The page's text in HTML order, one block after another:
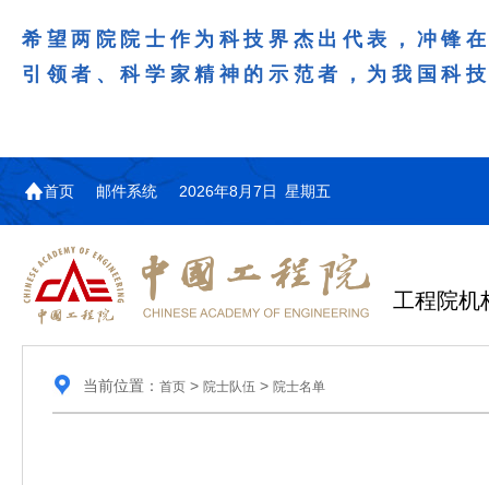
希望两院院士作为科技界杰出代表，冲锋
引领者、科学家精神的示范者，为我国科
首页 邮件系统 2026年8月7日 星期五
工程院机
当前位置： 首页> 院士队伍 > 院士名单